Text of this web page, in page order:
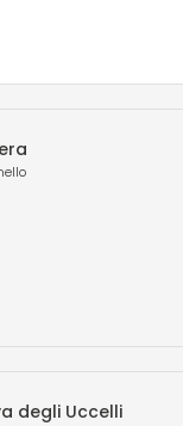
degli Uccelli